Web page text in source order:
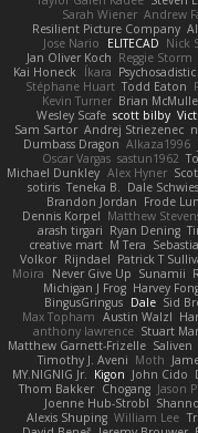
Sarah Wiener Andrew
Resilient Picture Company
Jose Nario
ELITECAD Nick
Jan Oliver Koch Reggie Storm
Kai Honeck Íkara Psychosadistic
Stéphane Huart Todd Eaton
Kevin Turner Brian
Wesley Scafe scott bilby
Sam Sartor Andrej Striezenec
Dumbass Dragon Alkaza1996
Oscar Vargas sastun1962
Michael Dunkley Alex Hyner
sotiris Teneka B. Dale
Brandon Jordan Frode
Dennis Korpel Matthew
arash tirgari Ryan Dening
creative mart M Tera
Volkor Rijndael Patrick T
Moira
Never Give Up Sunamii
Michigan J Frog Harvey
BingusGringus Dale Sid
Max Topham Austin Walzl
anthony lawrence Stuart
Matthew Garnett-Frizelle Saliven
Timothy J. Aveni Moth
MY.NIGNIG Jr. Kigon John Cido
Thom Bakker Chogang Jason
Joenne Hub-Strobl
Alexis Shuping William Lee